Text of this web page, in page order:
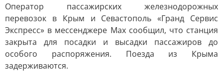
Оператор пассажирских железнодорожных
перевозок в Крым и Севастополь «Гранд Сервис
Экспресс» в мессенджере Max сообщил, что станция
закрыта для посадки и высадки пассажиров до
особого распоряжения. Поезда из Крыма
задерживаются.